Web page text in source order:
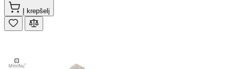
Į krepšelį